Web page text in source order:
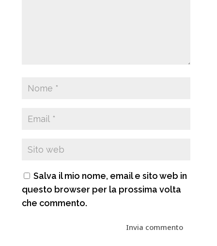
Salva il mio nome, email e sito web in
questo browser per la prossima volta
che commento.